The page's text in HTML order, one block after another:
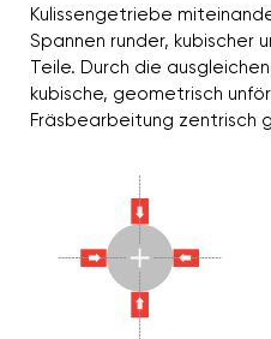
Kulissengetriebe
Spannen runder, kubischer
Teile. Durch die
kubische, geometrisch
Fräsbearbeitung zentrisch